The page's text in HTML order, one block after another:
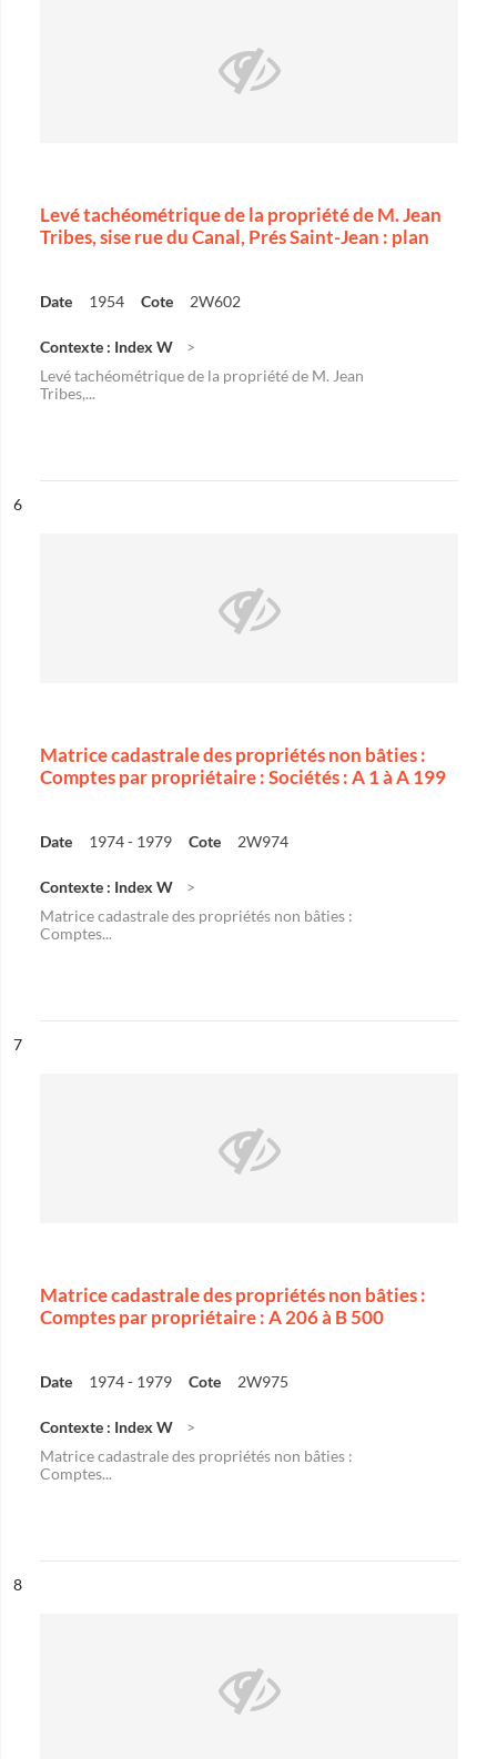
Levé tachéométrique de la propriété de M. Jean
Tribes, sise rue du Canal, Prés Saint-Jean : plan
Date 1954 Cote 2W602
Contexte : Index W
Levé tachéométrique de la propriété de M. Jean
Tribes,...
n°
6
Matrice cadastrale des propriétés non bâties :
Comptes par propriétaire : Sociétés : A 1 à A 199
Date 1974 - 1979 Cote 2W974
Contexte : Index W
Matrice cadastrale des propriétés non bâties :
Comptes...
n°
7
Matrice cadastrale des propriétés non bâties :
Comptes par propriétaire : A 206 à B 500
Date 1974 - 1979 Cote 2W975
Contexte : Index W
Matrice cadastrale des propriétés non bâties :
Comptes...
n°
8